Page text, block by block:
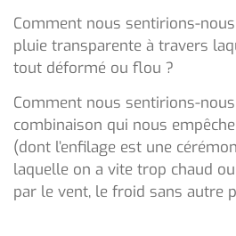
Comment nous sentirions-
pluie transparente à travers
tout déformé ou flou ?
Comment nous sentirions-
combinaison qui nous
(dont l’enfilage est une
laquelle on a vite trop chaud
par le vent, le froid sans autre